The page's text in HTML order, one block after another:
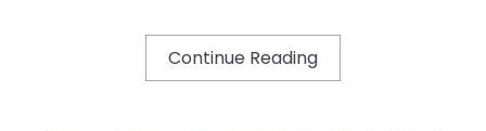
Continue Reading